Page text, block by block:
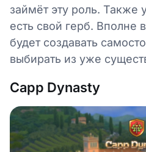
займёт эту роль. Также
есть свой герб.
будет создавать
выбирать из уже
Capp Dynasty